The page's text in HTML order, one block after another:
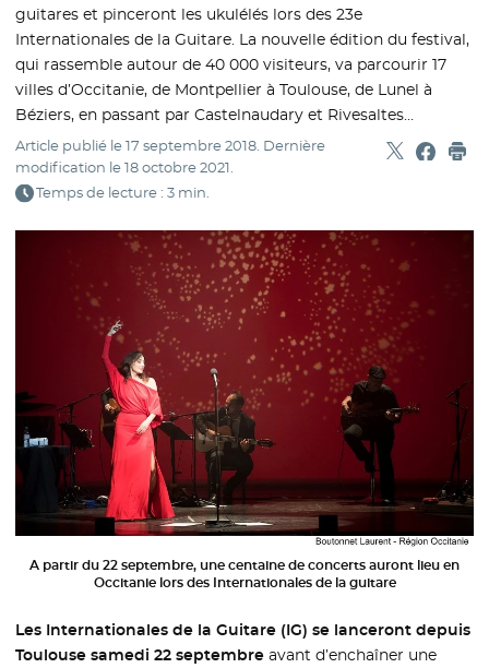
guitares et pinceront les ukulélés lors des 23e
Internationales de la Guitare. La nouvelle édition du festival,
qui rassemble autour de 40 000 visiteurs, va parcourir 17
villes d’Occitanie, de Montpellier à Toulouse, de Lunel à
Béziers, en passant par Castelnaudary et Rivesaltes…
Article publié le17 septembre 2018. Dernière
modification le18 octobre 2021.
Temps de lecture : 3 min.
Partager
- Nouvelle
-
A partir du 22 septembre, une centaine de concerts auront lieu en
Occitanie lors des Internationales de la guitare
Les Internationales de la Guitare (IG) se lanceront depuis
Toulouse samedi 22 septembre avant d’enchaîner une